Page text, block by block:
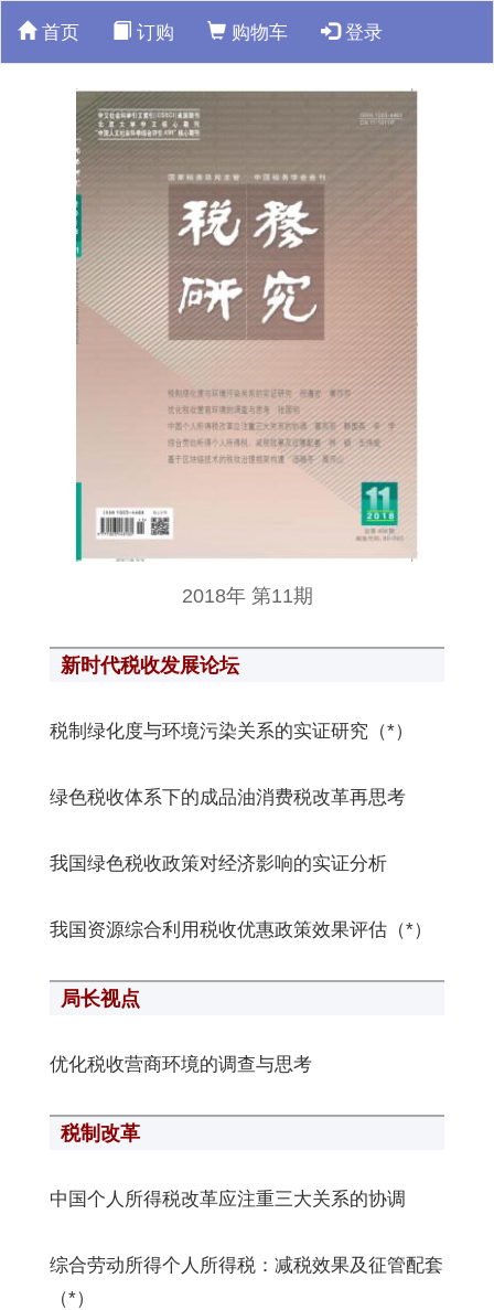
首页 订购 购物车 登录
2018年 第11期
新时代税收发展论坛
税制绿化度与环境污染关系的实证研究（*）
绿色税收体系下的成品油消费税改革再思考
我国绿色税收政策对经济影响的实证分析
我国资源综合利用税收优惠政策效果评估（*）
局长视点
优化税收营商环境的调查与思考
税制改革
中国个人所得税改革应注重三大关系的协调
综合劳动所得个人所得税：减税效果及征管配套
（*）